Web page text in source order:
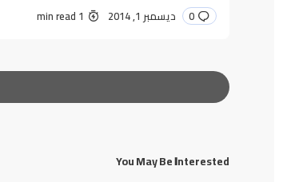
0 ديسمبر 1, 2014 1 min read
You May Be Interested